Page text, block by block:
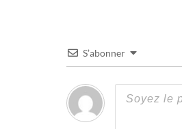
S’abonner